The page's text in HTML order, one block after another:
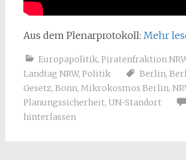
Aus dem Plenarprotokoll: Mehr
Europapolitik, Piratenfraktion
Landtag NRW, Politik Berlin,
Gesetz, Bonn, Mikrokosmos Berlin,
Planungssicherheit, UN-Standort
hinterlassen